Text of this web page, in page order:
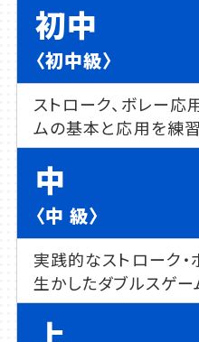
初中
〈初中級〉
ストローク、ボレー応
ムの基本と応用を練習
中
〈中 級〉
実践的なストローク
生かしたダブルスゲー